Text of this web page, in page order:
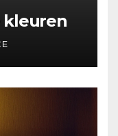
kleuren